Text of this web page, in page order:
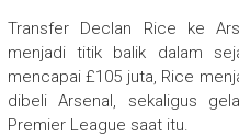
Transfer Declan Rice ke
menjadi titik balik dalam
mencapai £105 juta, Rice
dibeli Arsenal, sekaligus
Premier League saat itu.